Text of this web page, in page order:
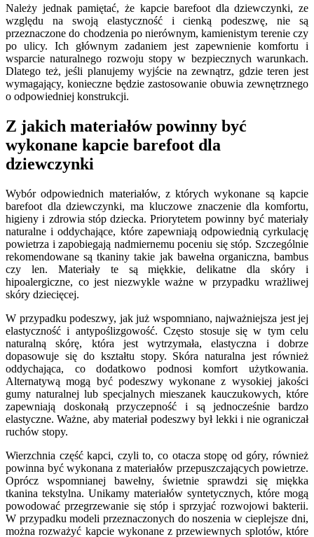
Należy jednak pamiętać, że kapcie barefoot dla dziewczynki, ze
względu na swoją elastyczność i cienką podeszwę, nie są
przeznaczone do chodzenia po nierównym, kamienistym terenie czy
po ulicy. Ich głównym zadaniem jest zapewnienie komfortu i
wsparcie naturalnego rozwoju stopy w bezpiecznych warunkach.
Dlatego też, jeśli planujemy wyjście na zewnątrz, gdzie teren jest
wymagający, konieczne będzie zastosowanie obuwia zewnętrznego
o odpowiedniej konstrukcji.
Z jakich materiałów powinny być
wykonane kapcie barefoot dla
dziewczynki
Wybór odpowiednich materiałów, z których wykonane są kapcie
barefoot dla dziewczynki, ma kluczowe znaczenie dla komfortu,
higieny i zdrowia stóp dziecka. Priorytetem powinny być materiały
naturalne i oddychające, które zapewniają odpowiednią cyrkulację
powietrza i zapobiegają nadmiernemu poceniu się stóp. Szczególnie
rekomendowane są tkaniny takie jak bawełna organiczna, bambus
czy len. Materiały te są miękkie, delikatne dla skóry i
hipoalergiczne, co jest niezwykle ważne w przypadku wrażliwej
skóry dziecięcej.
W przypadku podeszwy, jak już wspomniano, najważniejsza jest jej
elastyczność i antypoślizgowość. Często stosuje się w tym celu
naturalną skórę, która jest wytrzymała, elastyczna i dobrze
dopasowuje się do kształtu stopy. Skóra naturalna jest również
oddychająca, co dodatkowo podnosi komfort użytkowania.
Alternatywą mogą być podeszwy wykonane z wysokiej jakości
gumy naturalnej lub specjalnych mieszanek kauczukowych, które
zapewniają doskonałą przyczepność i są jednocześnie bardzo
elastyczne. Ważne, aby materiał podeszwy był lekki i nie ograniczał
ruchów stopy.
Wierzchnia część kapci, czyli to, co otacza stopę od góry, również
powinna być wykonana z materiałów przepuszczających powietrze.
Oprócz wspomnianej bawełny, świetnie sprawdzi się miękka
tkanina tekstylna. Unikamy materiałów syntetycznych, które mogą
powodować przegrzewanie się stóp i sprzyjać rozwojowi bakterii.
W przypadku modeli przeznaczonych do noszenia w cieplejsze dni,
można rozważyć kapcie wykonane z przewiewnych splotów, które